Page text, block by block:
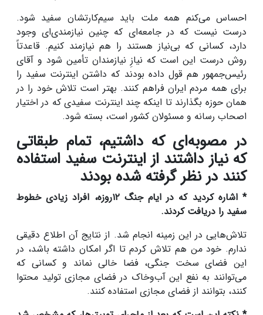
احساس می‌کنم همه ملت باید سیم‌کارتشان سفید شود.
درست نیست که در جامعه‌ای که چنین نیازمندی‌ای وجود
دارد، کسانی که بی‌نیاز هستند را هم نیازمند کنیم. قاعدتاً
روش درست این است که نیازِ نیازمندان تأمین شود و آقای
رئیس‌جمهور هم قول داده بودند که داشتن اینترنت سفید را
برای همه مردم ایران فراهم کنند. بهتر است تلاش خود را در
همان حوزه بگذارند تا اینکه چند اینترنت سفیدی که در اختیار
اصحاب رسانه و مسئولان کشور است، بسته شود.
در مصوبه‌ای که داشتیم، تمام طبقاتی
که نیاز داشتند از اینترنت سفید استفاده
کنند در نظر گرفته شده بودند
* اشاره کردید که در ایام جنگ ۱۲روزه، افراد زیادی خطوط
سفید را دریافت کردند.
تلاش‌هایی در این زمینه انجام شد. از نتایج آن اطلاع دقیقی
ندارم. خود من هم تلاش کردم تا اگر امکان داشته باشد، در
این فضای سخت جنگی، فضا خالی نماند و کسانی که
می‌توانند به نفع این آب‌وخاک در فضای مجازی تولید محتوا
کنند، بتوانند از فضای مجازی استفاده کنند.